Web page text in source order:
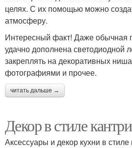
целях. С их помощью можно
атмосферу.
Интересный факт! Даже обычная
удачно дополнена светодиодной
закреплять на декоративных
фотографиями и прочее.
читать дальше →
Декор в стиле
Аксессуары и декор кухни в стиле